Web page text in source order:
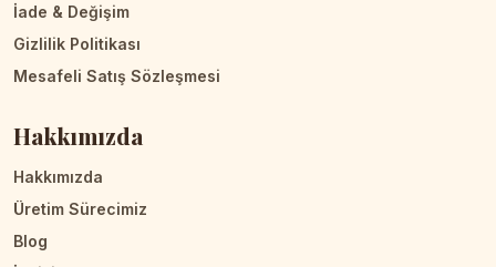
İade & Değişim
Gizlilik Politikası
Mesafeli Satış Sözleşmesi
Hakkımızda
Hakkımızda
Üretim Sürecimiz
Blog